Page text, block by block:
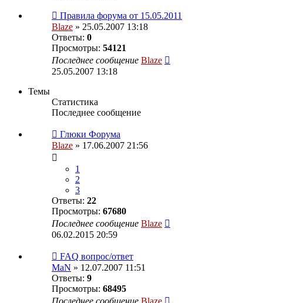
Правила форума от 15.05.2011
Blaze » 25.05.2007 13:18
Ответы: 0
Просмотры: 54121
Последнее сообщение Blaze
25.05.2007 13:18
Темы
Статистика
Последнее сообщение
Глюки Форума
Blaze » 17.06.2007 21:56
1
2
3
Ответы: 22
Просмотры: 67680
Последнее сообщение Blaze
06.02.2015 20:59
FAQ вопрос/ответ
MaN » 12.07.2007 11:51
Ответы: 9
Просмотры: 68495